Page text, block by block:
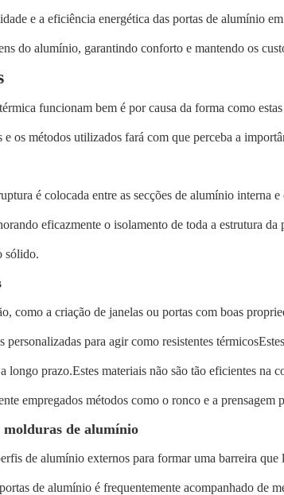
e a eficiência energética das portas de alumínio
do alumínio, garantindo conforto e mantendo os
funcionam bem é por causa da forma como
e os métodos utilizados fará com que perceba a
é colocada entre as secções de alumínio interna
eficazmente o isolamento de toda a estrutura da
sólido.
como a criação de janelas ou portas com boas
para agir como resistentes
longo prazo.Estes materiais não são tão eficientes na
empregados métodos como o ronco e a prensagem
molduras de alumínio
de alumínio externos para formar uma barreira que
de alumínio é frequentemente acompanhado de